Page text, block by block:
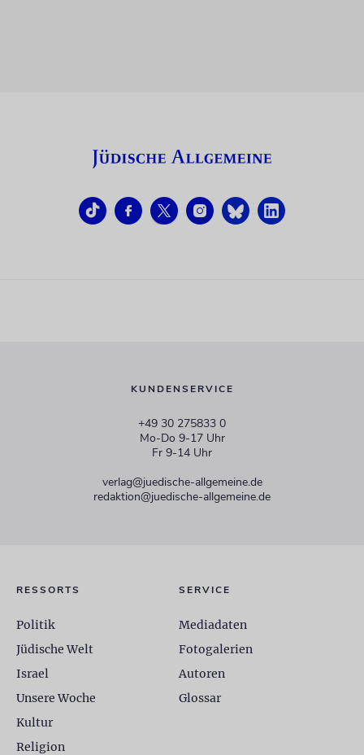
KUNDENSERVICE
+49 30 275833 0
Mo-Do 9-17 Uhr
Fr 9-14 Uhr
verlag@juedische-allgemeine.de
redaktion@juedische-allgemeine.de
RESSORTS
Politik
Jüdische Welt
Israel
Unsere Woche
Kultur
Religion
SERVICE
Mediadaten
Fotogalerien
Autoren
Glossar